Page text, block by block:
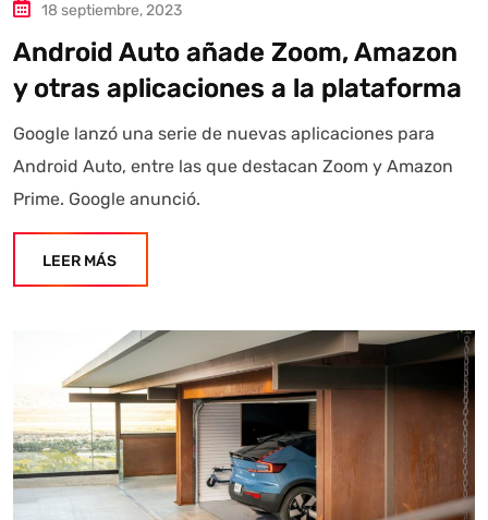
18 septiembre, 2023
Android Auto añade Zoom, Amazon
y otras aplicaciones a la plataforma
Google lanzó una serie de nuevas aplicaciones para
Android Auto, entre las que destacan Zoom y Amazon
Prime. Google anunció.
LEER MÁS
buscando? "Este asistente con IA (OpenAI) ofrece
información referencial que puede contener errores.
Asistente con IA en desarrollo. Autoanalítica optimiza
diariamente su exactitud."